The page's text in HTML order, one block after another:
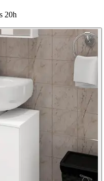
20h